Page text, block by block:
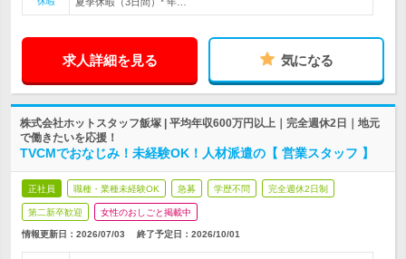
求人詳細を見る 気になる
株式会社ホットスタッフ飯塚 | 平均年収600万円以上｜完全週休2日｜地元
で働きたいを応援！
TVCMでおなじみ！未経験OK！人材派遣の【 営業スタッフ 】
正社員 職種・業種未経験OK 急募 学歴不問 完全週休2日制
第二新卒歓迎 女性のおしごと掲載中
情報更新日：2026/07/03 終了予定日： 2026/10/01